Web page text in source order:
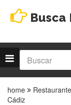
Busca
home
Cádiz